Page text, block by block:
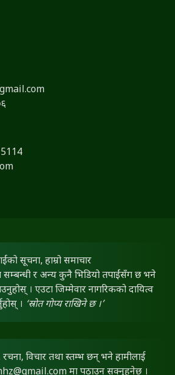
सूचना, हाम्रो समाचार
सम्बन्धी र अन्य कुनै भिडियो तपाईंसँग छ भने
। एउटा जिम्मेवार नागरिकको दायित्व
। ‘स्रोत गोप्य राखिने छ ।’
विचार तथा स्तम्भ छन् भने हामीलाई
मा पठाउन सक्नुहुनेछ ।